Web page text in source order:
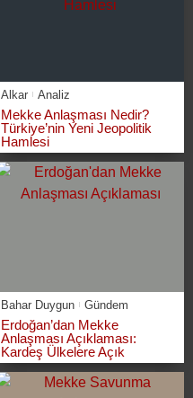
Alkar Analiz
Mekke Anlaşması Nedir?
Türkiye’nin Yeni Jeopolitik
Hamlesi
Bahar Duygun Gündem
Erdoğan’dan Mekke
Anlaşması Açıklaması:
Kardeş Ülkelere Açık